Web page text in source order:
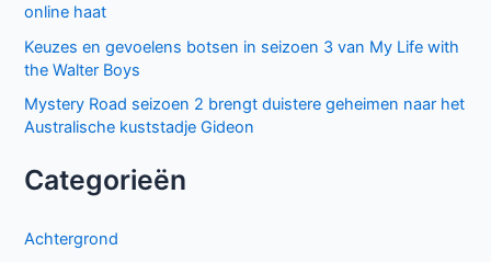
online haat
Keuzes en gevoelens botsen in seizoen 3 van My Life with
the Walter Boys
Mystery Road seizoen 2 brengt duistere geheimen naar het
Australische kuststadje Gideon
Categorieën
Achtergrond